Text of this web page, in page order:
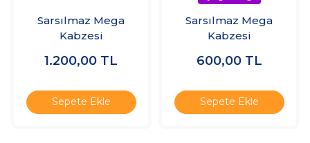
Sarsılmaz Mega
Kabzesi
1.200,00 TL
Sepete Ekle
Sarsılmaz Mega
Kabzesi
600,00 TL
Sepete Ekle